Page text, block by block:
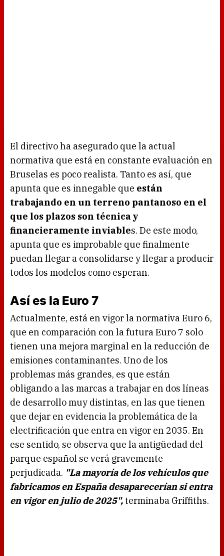
El directivo ha asegurado que la actual
normativa que está en constante evaluación en
Bruselas es poco realista. Tanto es así, que
apunta que es innegable que están
trabajando en un terreno pantanoso en el
que los plazos son técnica y
financieramente inviables. De este modo,
apunta que es improbable que finalmente
puedan llegar a consolidarse y llegar a producir
todos los modelos como esperan.
Así es la Euro 7
Actualmente, está en vigor la normativa Euro 6,
que en comparación con la futura Euro 7 solo
tienen una mejora marginal en la reducción de
emisiones contaminantes. Uno de los
problemas más grandes, es que están
obligando a las marcas a trabajar en dos líneas
de desarrollo muy distintas, en las que tienen
que dejar en evidencia la problemática de la
electrificación que entra en vigor en 2035. En
ese sentido, se observa que la antigüedad del
parque español se verá gravemente
perjudicada. "La mayoría de los vehículos que
fabricamos en España desaparecerían si entra
en vigor en julio de 2025",terminaba Griffiths.